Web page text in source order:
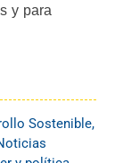
y para
Sostenible,